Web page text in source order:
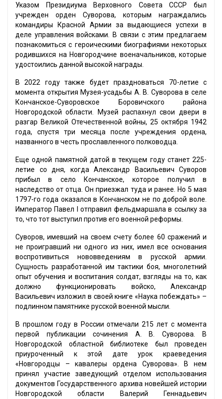
Указом Президиума Верховного Совета СССР был
учрежден орден Суворова, которым награждались
командиры Красной Армии за выдающиеся успехи в
деле управления войсками. В связи с этим предлагаем
познакомиться с героическими биографиями некоторых
родившихся на Новгородчине военачальников, которые
удостоились данной высокой награды.
В 2022 году также будет праздноваться 70-летие с
момента открытия Музея-усадьбы А. В. Суворова в селе
Кончанское-Суворовское Боровичского района
Новгородской области. Музей распахнул свои двери в
разгар Великой Отечественной войны, 25 октября 1942
года, спустя три месяца после учреждения ордена,
названного в честь прославленного полководца.
Еще одной памятной датой в текущем году станет 225-
летие со дня, когда Александр Васильевич Суворов
прибыл в село Кончанское, которое получил в
наследство от отца. Он приезжал туда и ранее. Но 5 мая
1797-го года оказался в Кончанском не по доброй воле.
Император Павел I отправил фельдмаршала в ссылку за
то, что тот выступил против его военной реформы.
Суворов, имевший на своем счету более 60 сражений и
не проигравший ни одного из них, имел все основания
воспротивиться нововведениям в русской армии.
Сущность разработанной им тактики боя, многолетний
опыт обучения и воспитания солдат, взгляды на то, как
должно функционировать войско, Александр
Васильевич изложил в своей книге «Наука побеждать» –
подлинном памятнике русской военной мысли.
В прошлом году в России отмечали 215 лет с момента
первой публикации сочинения А. В. Суворова. В
Новгородской областной библиотеке был проведен
приуроченный к этой дате урок краеведения
«Новгородцы – кавалеры ордена Суворова». В нем
принял участие заведующий отделом использования
документов Государственного архива новейшей истории
Новгородской области Валерий Геннадьевич